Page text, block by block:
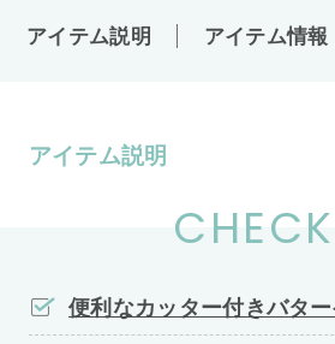
アイテム説明 アイテム情報
アイテム説明
便利なカッター付きバタ